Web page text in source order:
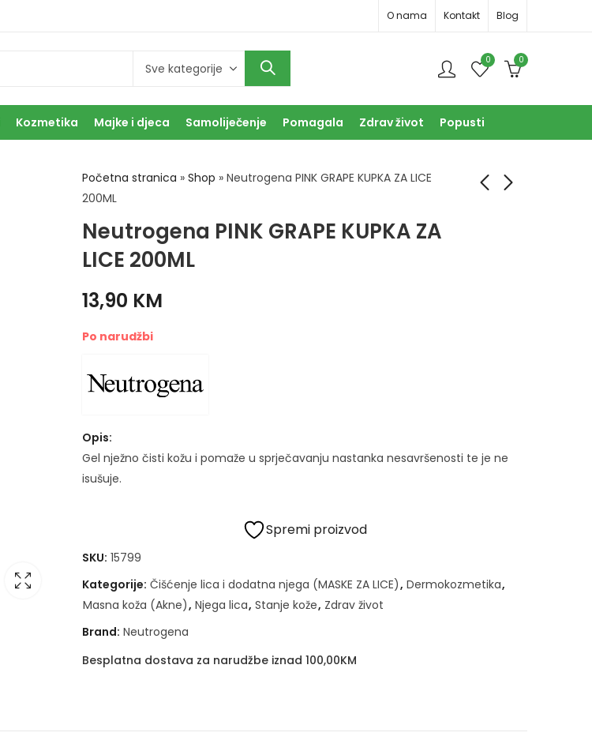
O nama Kontakt Blog
0 0
Kozmetika Majke i djeca Samoliječenje Pomagala Zdrav život Popusti
Početna stranica » Shop » Neutrogena PINK GRAPE KUPKA ZA LICE
200ML
Neutrogena PINK GRAPE KUPKA ZA
LICE 200ML
Neutrogena PINK
Neutrogena PINK
13,90 KM
Po narudžbi
Opis:
Gel nježno čisti kožu i pomaže u sprječavanju nastanka nesavršenosti te je ne
isušuje.
Spremi proizvod
SKU: 15799
Kategorije: Čišćenje lica i dodatna njega (MASKE ZA LICE), Dermokozmetika,
Masna koža (Akne), Njega lica, Stanje kože, Zdrav život
Brand: Neutrogena
Besplatna dostava za narudžbe iznad 100,00KM